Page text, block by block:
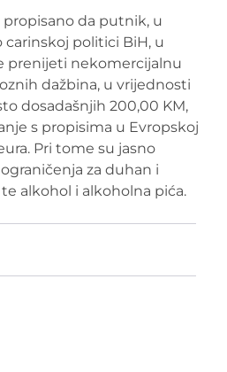
da putnik, u
carinskoj politici BiH, u
prenijeti nekomercijalnu
dažbina, u vrijednosti
dosadašnjih 200,00 KM,
s propisima u Evropskoj
Pri tome su jasno
za duhan i
alkohol i alkoholna pića.